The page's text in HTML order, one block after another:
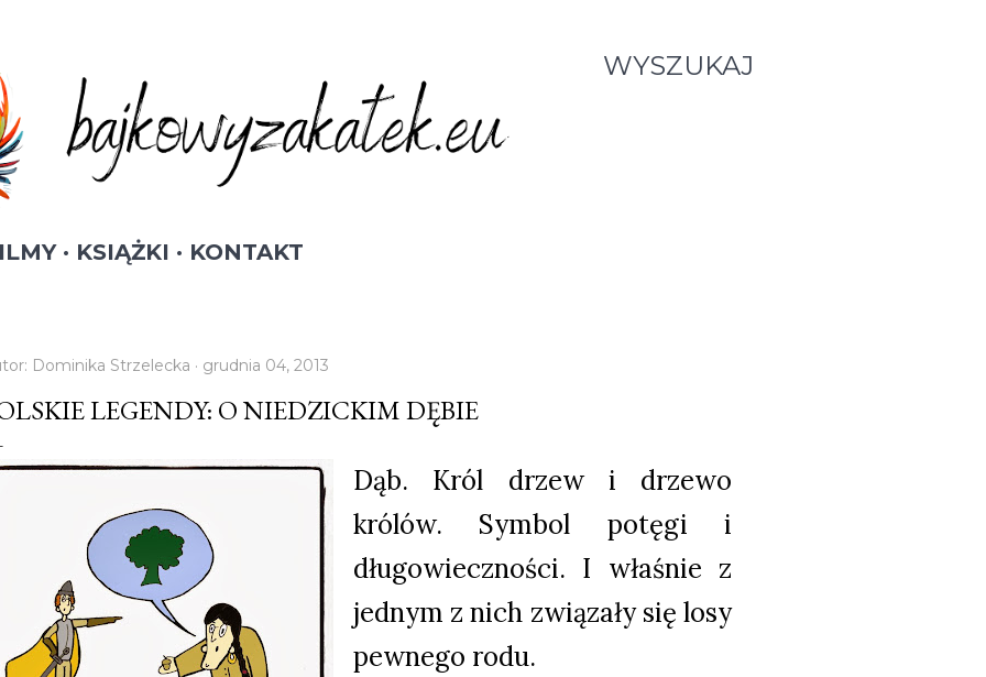
WYSZUKAJ
KSIĄŻKI KONTAKT
Dominika Strzelecka grudnia 04, 2013
LEGENDY: O NIEDZICKIM DĘBIE
Dąb. Król drzew i drzewo
królów. Symbol potęgi i
długowieczności. I właśnie z
jednym z nich związały się losy
pewnego rodu.